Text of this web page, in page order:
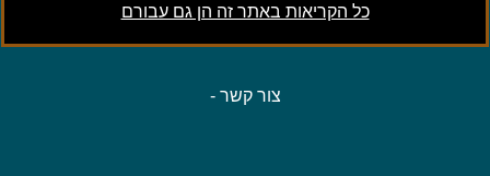
כל הקריאות באתר זה הן גם עבורם
- צור קשר